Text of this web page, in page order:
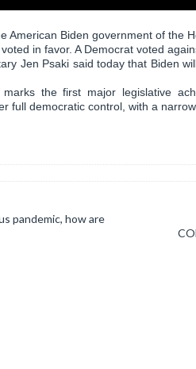
American Biden government of the
in favor. A Democrat voted
Jen Psaki said today that Biden
the first major legislative
full democratic control, with a
pandemic, how are